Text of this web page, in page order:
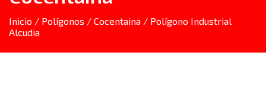
Inicio / Polígonos / Cocentaina / Polígono Industrial
Alcudia